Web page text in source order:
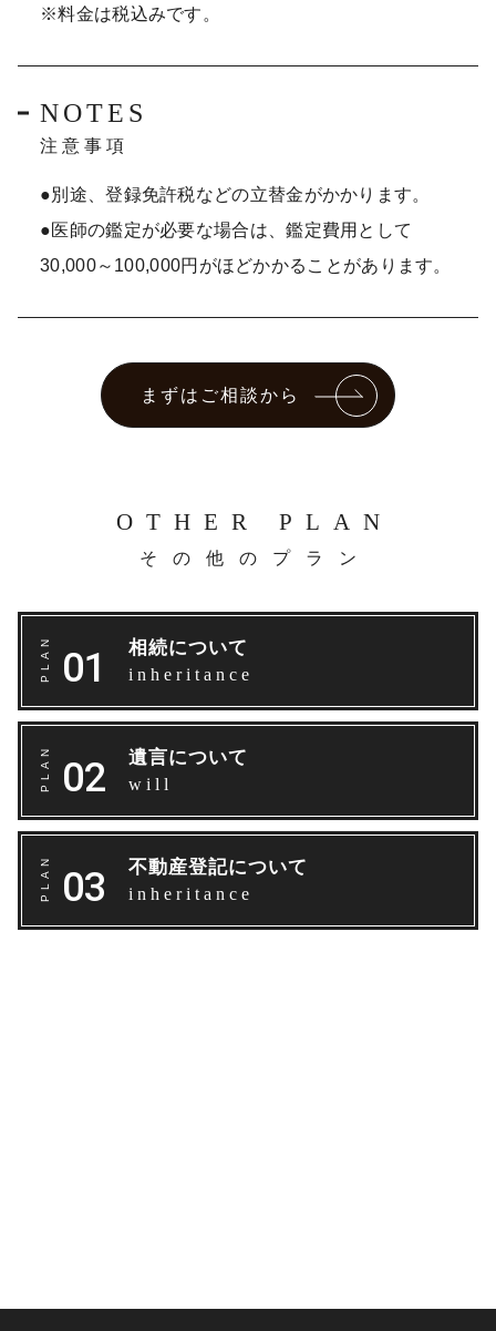
※料金は税込みです。
NOTES
注意事項
●別途、登録免許税などの立替金がかかります。
●医師の鑑定が必要な場合は、鑑定費用として
30,000～100,000円がほどかかることがあります。
まずはご相談から
OTHER PLAN
その他のプラン
相続について
inheritance
遺言について
will
不動産登記について
inheritance